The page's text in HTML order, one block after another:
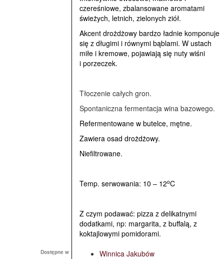
czereśniowe, zbalansowane aromatami
świeżych, letnich, zielonych ziół.
Akcent drożdżowy bardzo ładnie komponuje
się z długimi i równymi bąblami. W ustach
miłe i kremowe, pojawiają się nuty wiśni
i porzeczek.
Tłoczenie całych gron.
Spontaniczna fermentacja wina bazowego.
Refermentowane w butelce, mętne.
Zawiera osad drożdżowy.
Niefiltrowane.
Temp. serwowania: 10 – 12oC
Z czym podawać: pizza z delikatnymi
dodatkami, np: margarita, z buffalą, z
koktajlowymi pomidorami.
Dostępne w Winnica Jakubów